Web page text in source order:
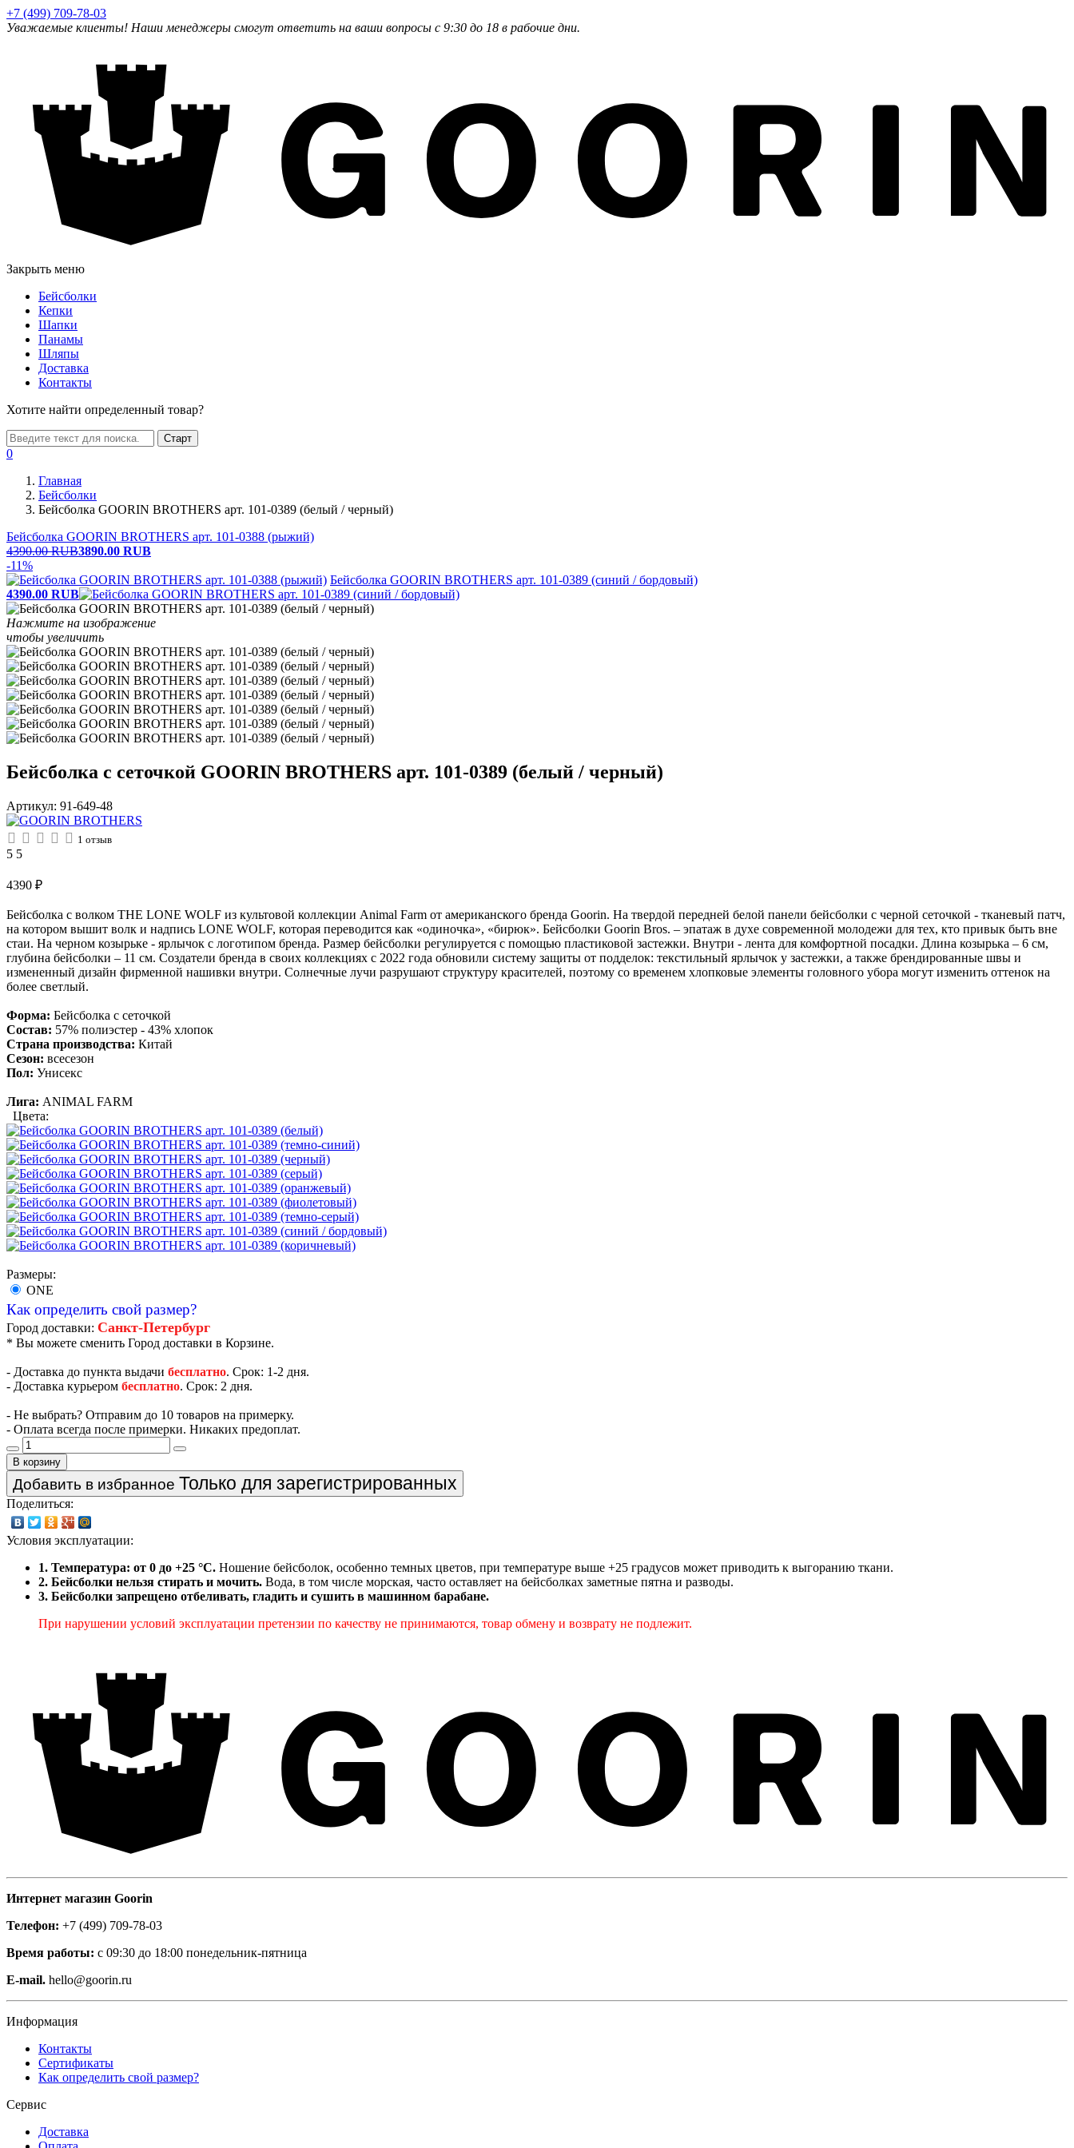
+7 (499) 709-78-03
Уважаемые клиенты! Наши менеджеры смогут ответить на ваши вопросы с 9:30 до 18 в рабочие дни.
Закрыть меню
Бейсболки
Кепки
Шапки
Панамы
Шляпы
Доставка
Контакты
Хотите найти определенный товар?
Старт
0
Главная
Бейсболки
Бейсболка GOORIN BROTHERS арт. 101-0389 (белый / черный)
Бейсболка GOORIN BROTHERS арт. 101-0388 (рыжий)
4390.00 RUB3890.00 RUB
-11%
Бейсболка GOORIN BROTHERS арт. 101-0389 (синий / бордовый)
4390.00 RUB
Нажмите на изображение
чтобы увеличить
Бейсболка с сеточкой GOORIN BROTHERS арт. 101-0389 (белый / черный)
Артикул: 91-649-48
1 отзыв
5 5
4390 ₽
Бейсболка с волком THE LONE WOLF из культовой коллекции Animal Farm от американского бренда Goorin. На твердой передней белой панели бейсболки с черной сеточкой - тканевый патч,
на котором вышит волк и надпись LONE WOLF, которая переводится как «одиночка», «бирюк». Бейсболки Goorin Bros. – эпатаж в духе современной молодежи для тех, кто привык быть вне
стаи. На черном козырьке - ярлычок с логотипом бренда. Размер бейсболки регулируется с помощью пластиковой застежки. Внутри - лента для комфортной посадки. Длина козырька – 6 см,
глубина бейсболки – 11 см. Создатели бренда в своих коллекциях с 2022 года обновили систему защиты от подделок: текстильный ярлычок у застежки, а также брендированные швы и
измененный дизайн фирменной нашивки внутри. Солнечные лучи разрушают структуру красителей, поэтому со временем хлопковые элементы головного убора могут изменить оттенок на
более светлый.
Форма: Бейсболка с сеточкой
Состав: 57% полиэстер - 43% хлопок
Страна производства: Китай
Сезон: всесезон
Пол: Унисекс
Лига: ANIMAL FARM
Цвета:
Размеры:
ONE
Как определить свой размер?
Город доставки: Санкт-Петербург
* Вы можете сменить Город доставки в Корзине.
- Доставка до пункта выдачи бесплатно. Срок: 1-2 дня.
- Доставка курьером бесплатно. Срок: 2 дня.
- Не выбрать? Отправим до 10 товаров на примерку.
- Оплата всегда после примерки. Никаких предоплат.
В корзину
Добавить в избранное Только для зарегистрированных
Поделиться:
Условия эксплуатации:
1. Температура: от 0 до +25 °C. Ношение бейсболок, особенно темных цветов, при температуре выше +25 градусов может приводить к выгоранию ткани.
2. Бейсболки нельзя стирать и мочить. Вода, в том числе морская, часто оставляет на бейсболках заметные пятна и разводы.
3. Бейсболки запрещено отбеливать, гладить и сушить в машинном барабане.
При нарушении условий эксплуатации претензии по качеству не принимаются, товар обмену и возврату не подлежит.
Интернет магазин Goorin
Телефон: +7 (499) 709-78-03
Время работы: с 09:30 до 18:00 понедельник-пятница
E-mail. hello@goorin.ru
Информация
Контакты
Сертификаты
Как определить свой размер?
Сервис
Доставка